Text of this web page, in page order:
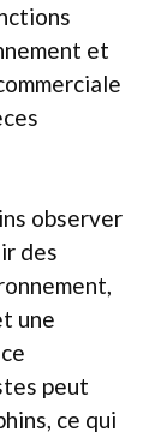
et
observer
des
une
peut
ce qui